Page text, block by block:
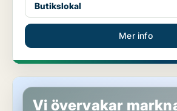
Butikslokal
Mer info
Butikslokal i Söderort
Vi övervakar